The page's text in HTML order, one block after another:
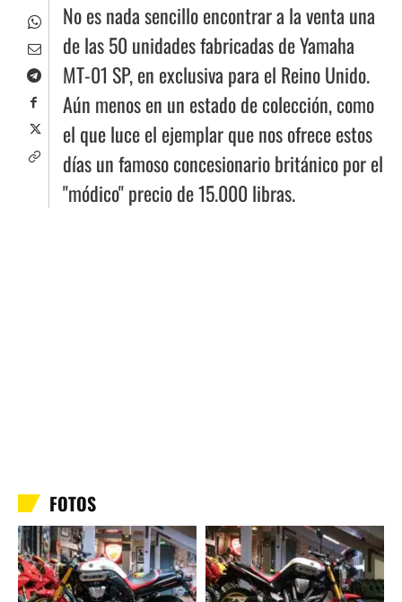
No es nada sencillo encontrar a la venta una
de las 50 unidades fabricadas de Yamaha
MT-01 SP, en exclusiva para el Reino Unido.
Aún menos en un estado de colección, como
el que luce el ejemplar que nos ofrece estos
días un famoso concesionario británico por el
"módico" precio de 15.000 libras.
FOTOS